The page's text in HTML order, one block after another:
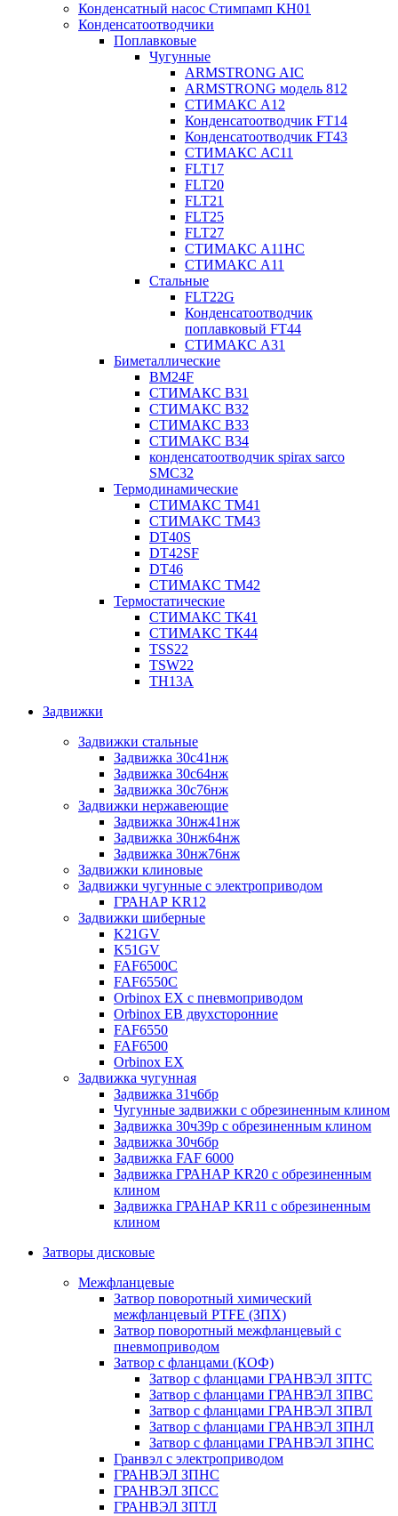
Конденсатный насос Стимпамп КН01
Конденсатоотводчики
Поплавковые
Чугунные
ARMSTRONG AIC
ARMSTRONG модель 812
СТИМАКС А12
Конденсатоотводчик FT14
Конденсатоотводчик FT43
СТИМАКС АС11
FLT17
FLT20
FLT21
FLT25
FLT27
СТИМАКС А11HC
СТИМАКС А11
Стальные
FLT22G
Конденсатоотводчик
поплавковый FT44
СТИМАКС А31
Биметаллические
BM24F
СТИМАКС B31
СТИМАКС В32
СТИМАКС В33
СТИМАКС B34
конденсатоотводчик spirax sarco
SMC32
Термодинамические
СТИМАКС ТМ41
СТИМАКС ТМ43
DT40S
DT42SF
DT46
СТИМАКС ТМ42
Термостатические
СТИМАКС ТК41
СТИМАКС ТК44
TSS22
TSW22
TH13A
Задвижки
Задвижки стальные
Задвижка 30с41нж
Задвижка 30с64нж
Задвижка 30с76нж
Задвижки нержавеющие
Задвижка 30нж41нж
Задвижка 30нж64нж
Задвижка 30нж76нж
Задвижки клиновые
Задвижки чугунные с электроприводом
ГРАНАР KR12
Задвижки шиберные
K21GV
K51GV
FAF6500C
FAF6550С
Orbinox EX с пневмоприводом
Orbinox EB двухсторонние
FAF6550
FAF6500
Orbinox EX
Задвижка чугунная
Задвижка 31ч6бр
Чугунные задвижки с обрезиненным клином
Задвижка 30ч39р с обрезиненным клином
Задвижка 30ч6бр
Задвижка FAF 6000
Задвижка ГРАНАР KR20 с обрезиненным
клином
Задвижка ГРАНАР KR11 с обрезиненным
клином
Затворы дисковые
Межфланцевые
Затвор поворотный химический
межфланцевый PTFE (ЗПХ)
Затвор поворотный межфланцевый с
пневмоприводом
Затвор с фланцами (КОФ)
Затвор с фланцами ГРАНВЭЛ ЗПТС
Затвор с фланцами ГРАНВЭЛ ЗПВС
Затвор с фланцами ГРАНВЭЛ ЗПВЛ
Затвор с фланцами ГРАНВЭЛ ЗПНЛ
Затвор с фланцами ГРАНВЭЛ ЗПНС
Гранвэл с электроприводом
ГРАНВЭЛ ЗПНС
ГРАНВЭЛ ЗПСС
ГРАНВЭЛ ЗПТЛ